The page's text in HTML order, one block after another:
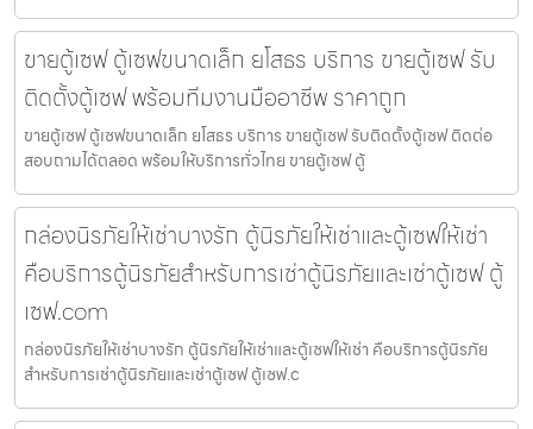
ขายตู้เซฟ ตู้เซฟขนาดเล็ก ยโสธร บริการ ขายตู้เซฟ รับ
ติดตั้งตู้เซฟ พร้อมทีมงานมืออาชีพ ราคาถูก
ขายตู้เซฟ ตู้เซฟขนาดเล็ก ยโสธร บริการ ขายตู้เซฟ รับติดตั้งตู้เซฟ ติดต่อ
สอบถามได้ตลอด พร้อมให้บริการทั่วไทย ขายตู้เซฟ ตู้
กล่องนิรภัยให้เช่าบางรัก ตู้นิรภัยให้เช่าและตู้เซฟให้เช่า
คือบริการตู้นิรภัยสำหรับการเช่าตู้นิรภัยและเช่าตู้เซฟ ตู้
เซฟ.com
กล่องนิรภัยให้เช่าบางรัก ตู้นิรภัยให้เช่าและตู้เซฟให้เช่า คือบริการตู้นิรภัย
สำหรับการเช่าตู้นิรภัยและเช่าตู้เซฟ ตู้เซฟ.c